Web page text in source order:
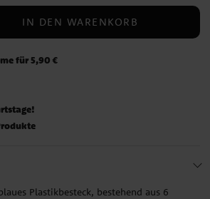
IN DEN WARENKORB
für 5,90 €
Plastikbesteck, bestehend aus 6